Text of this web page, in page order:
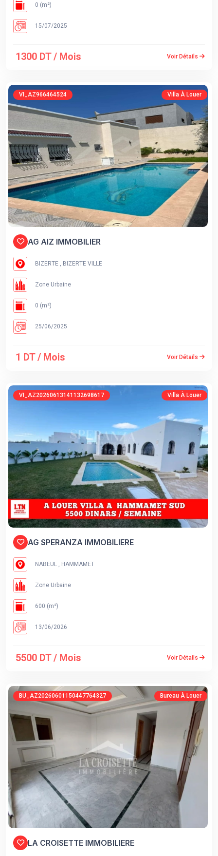
0 (m²)
15/07/2025
1300 DT / Mois Voir Détails
VI_AZ966464524 Villa À Louer
AG AIZ IMMOBILIER
BIZERTE , BIZERTE VILLE
Zone Urbaine
0 (m²)
25/06/2025
1 DT / Mois Voir Détails
VI_AZ20260613141132698617 Villa À Louer
AG SPERANZA IMMOBILIERE
NABEUL , HAMMAMET
Zone Urbaine
600 (m²)
13/06/2026
5500 DT / Mois Voir Détails
BU_AZ20260601150447764327 Bureau À Louer
LA CROISETTE IMMOBILIERE